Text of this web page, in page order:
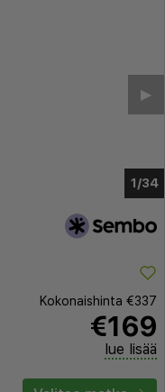
1/28
▶︎
Kokonaishinta €337
€169
lue lisää